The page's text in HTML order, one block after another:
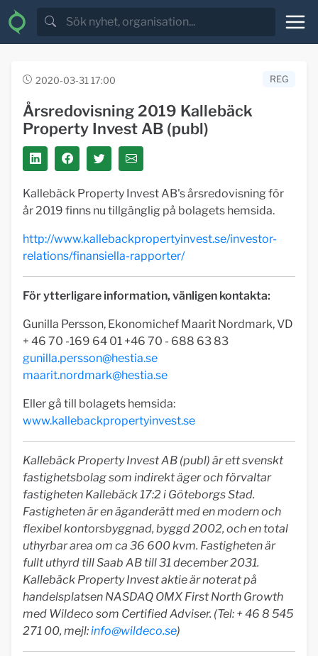
2020-03-31 17:00 REG
Årsredovisning 2019 Kallebäck
Property Invest AB (publ)
Kallebäck Property Invest AB's årsredovisning för
år 2019 finns nu tillgänglig på bolagets hemsida.
http://www.kallebackpropertyinvest.se/investor-
relations/finansiella-rapporter/
För ytterligare information, vänligen kontakta:
Gunilla Persson, Ekonomichef Maarit Nordmark, VD
+ 46 70 -169 64 01 +46 70 - 688 63 83
gunilla.persson@hestia.se
maarit.nordmark@hestia.se
Eller gå till bolagets hemsida:
www.kallebackpropertyinvest.se
Kallebäck Property Invest AB (publ) är ett svenskt
fastighetsbolag som indirekt äger och förvaltar
fastigheten Kallebäck 17:2 i Göteborgs Stad.
Fastigheten är en äganderätt med en modern och
flexibel kontorsbyggnad, byggd 2002, och en total
uthyrbar area om ca 36 600 kvm. Fastigheten är
fullt uthyrd till Saab AB till 31 december 2031.
Kallebäck Property Invest aktie är noterat på
handelsplatsen NASDAQ OMX First North Growth
med Wildeco som Certified Adviser. (Tel: + 46 8 545
271 00, mejl:info@wildeco.se)